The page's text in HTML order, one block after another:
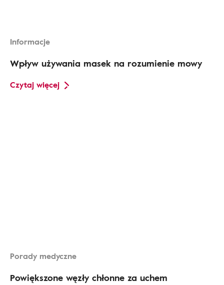
Informacje
Wpływ używania masek na rozumienie mowy
Czytaj więcej
Porady medyczne
Powiększone węzły chłonne za uchem